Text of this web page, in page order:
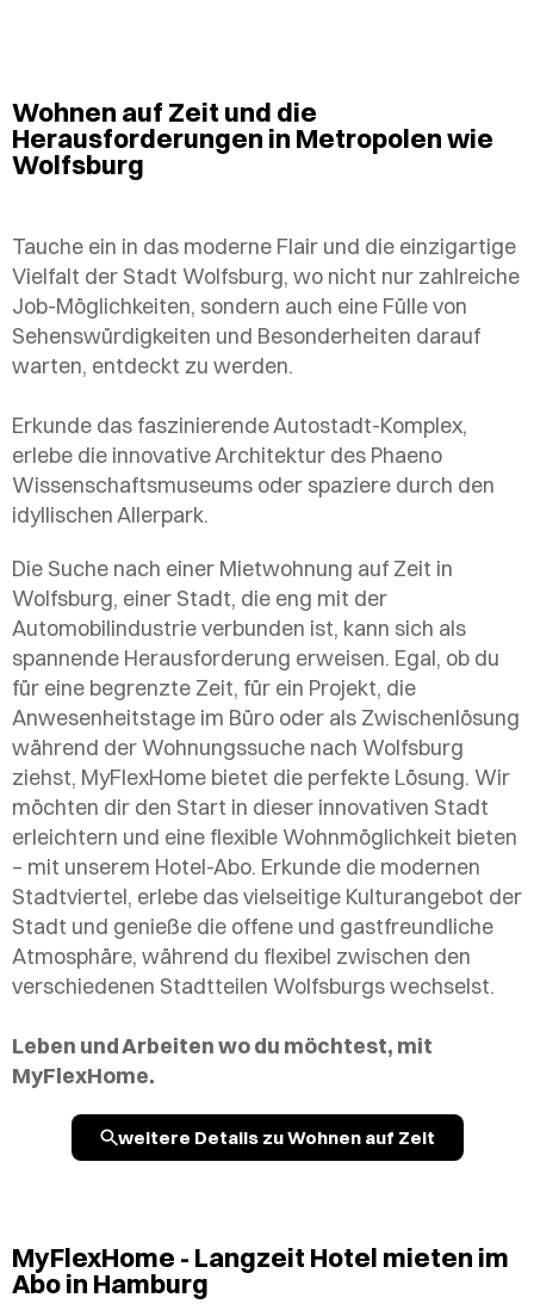
Wohnen auf Zeit und die
Herausforderungen in Metropolen wie
Wolfsburg
Tauche ein in das moderne Flair und die einzigartige
Vielfalt der Stadt Wolfsburg, wo nicht nur zahlreiche
Job-Möglichkeiten, sondern auch eine Fülle von
Sehenswürdigkeiten und Besonderheiten darauf
warten, entdeckt zu werden.
Erkunde das faszinierende Autostadt-Komplex,
erlebe die innovative Architektur des Phaeno
Wissenschaftsmuseums oder spaziere durch den
idyllischen Allerpark.
Die Suche nach einer Mietwohnung auf Zeit in
Wolfsburg, einer Stadt, die eng mit der
Automobilindustrie verbunden ist, kann sich als
spannende Herausforderung erweisen. Egal, ob du
für eine begrenzte Zeit, für ein Projekt, die
Anwesenheitstage im Büro oder als Zwischenlösung
während der Wohnungssuche nach Wolfsburg
ziehst, MyFlexHome bietet die perfekte Lösung. Wir
möchten dir den Start in dieser innovativen Stadt
erleichtern und eine flexible Wohnmöglichkeit bieten
– mit unserem Hotel-Abo. Erkunde die modernen
Stadtviertel, erlebe das vielseitige Kulturangebot der
Stadt und genieße die offene und gastfreundliche
Atmosphäre, während du flexibel zwischen den
verschiedenen Stadtteilen Wolfsburgs wechselst.
Leben und Arbeiten wo du möchtest, mit
MyFlexHome.
weitere Details zu Wohnen auf Zeit
MyFlexHome - Langzeit Hotel mieten im
Abo in Hamburg